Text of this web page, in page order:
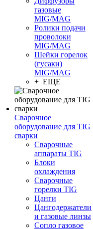
газовые
MIG/MAG
Ролики подачи
проволоки
MIG/MAG
Шейки горелок
(гусаки)
MIG/MAG
+ ЕЩЕ
Сварочное
оборудование для TIG
сварки
Сварочные
аппараты TIG
Блоки
охлаждения
Сварочные
горелки TIG
Цанги
Цангодержатели
и газовые линзы
Сопло газовое